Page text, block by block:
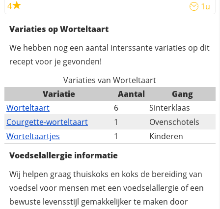
4 1u
Variaties op Worteltaart
We hebben nog een aantal interssante variaties op dit
recept voor je gevonden!
Variaties van Worteltaart
Variatie
Aantal
Gang
Worteltaart
6
Sinterklaas
Courgette-worteltaart
1
Ovenschotels
Worteltaartjes
1
Kinderen
Voedselallergie informatie
Wij helpen graag thuiskoks en koks de bereiding van
voedsel voor mensen met een voedselallergie of een
bewuste levensstijl gemakkelijker te maken door